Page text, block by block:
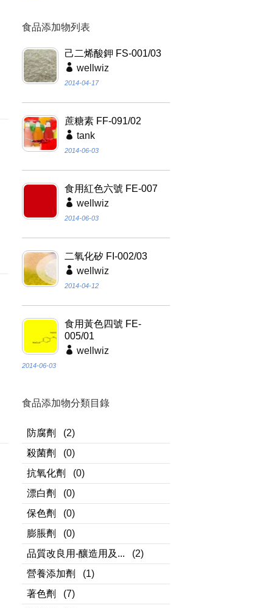
食品添加物列表
己二烯酸鉀 FS-001/03
wellwiz
2014-04-17
蔗糖素 FF-091/02
tank
2014-06-03
食用紅色六號 FE-007
wellwiz
2014-06-03
二氧化矽 FI-002/03
wellwiz
2014-04-12
食用黃色四號 FE-
005/01
wellwiz
2014-06-03
食品添加物分類目錄
防腐劑
(2)
殺菌劑
(0)
抗氧化劑
(0)
漂白劑
(0)
保色劑
(0)
膨脹劑
(0)
品質改良用-釀造用及...
(2)
營養添加劑
(1)
著色劑
(7)